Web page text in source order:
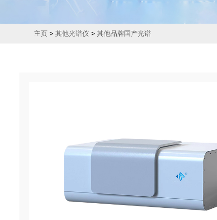
主页 > 其他光谱仪 > 其他品牌国产光谱